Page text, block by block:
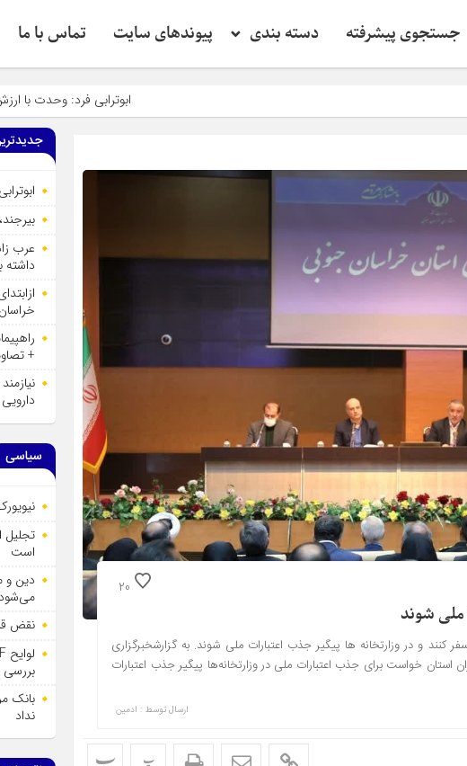
جستجوی پیشرفته دسته بندی پیوندهای سایت تماس با ما
ابوترابی فرد: وحدت با ارزش ترین
20
ملی شوند
کنند و در وزارتخانه ها پیگیر جذب اعتبارات ملی شوند. به گزارشخبرگزاری
استان خواست برای جذب اعتبارات ملی در وزارتخانه‌ها پیگیر جذب اعتبارات
ارسال توسط : ادمین
عرب
داشته
+
سیاسی
تجلیل
است
دین و
می‌شود
نقض
نداد